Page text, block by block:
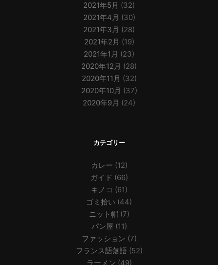
2021年5月 (32)
2021年4月 (30)
2021年3月 (28)
2021年2月 (19)
2021年1月 (23)
2020年12月 (28)
2020年11月 (32)
2020年10月 (37)
2020年9月 (24)
カテゴリー
カレー (12)
ガイド (66)
キノコ (61)
ゴミ拾い (44)
ニット帽 (7)
パン屋 (11)
ファッション (7)
フランス語落語 (52)
ラーメン (49)